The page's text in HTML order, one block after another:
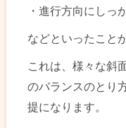
・進行方向にしっ
などといったこと
これは、様々な斜
のバランスのとり
提になります。